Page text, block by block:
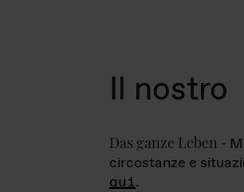
Il nostro
Das ganze Leben -
circostanze e
qui.